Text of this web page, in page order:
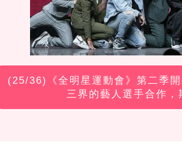
(25/36)《全明星運動會》第二季
三界的藝人選手合作，